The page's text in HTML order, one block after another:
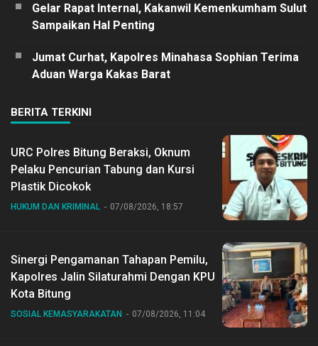
Gelar Rapat Internal, Kakanwil Kemenkumham Sulut
Sampaikan Hal Penting
Jumat Curhat, Kapolres Minahasa Sophian Terima
Aduan Warga Kakas Barat
BERITA TERKINI
URC Polres Bitung Beraksi, Oknum
Pelaku Pencurian Tabung dan Kursi
Plastik Dicokok
HUKUM DAN KRIMINAL 07/08/2026, 18:57
Sinergi Pengamanan Tahapan Pemilu,
Kapolres Jalin Silaturahmi Dengan KPU
Kota Bitung
SOSIAL KEMASYARAKATAN 07/08/2026, 11:04